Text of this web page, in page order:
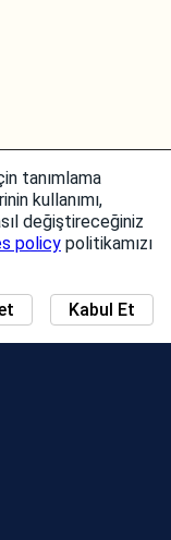
tanımlama
kullanımı,
değiştireceğiniz
policy politikamızı
Kabul Et